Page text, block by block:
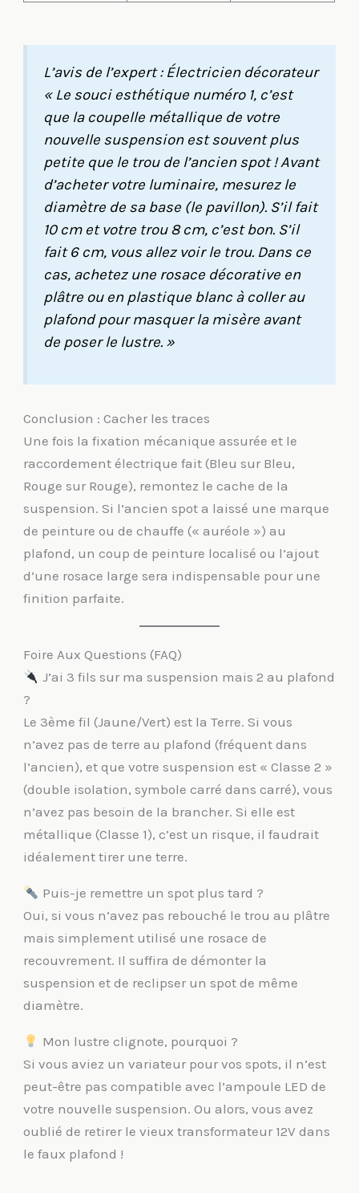
L’avis de l’expert : Électricien décorateur
« Le souci esthétique numéro 1, c’est
que la coupelle métallique de votre
nouvelle suspension est souvent plus
petite que le trou de l’ancien spot ! Avant
d’acheter votre luminaire, mesurez le
diamètre de sa base (le pavillon). S’il fait
10 cm et votre trou 8 cm, c’est bon. S’il
fait 6 cm, vous allez voir le trou. Dans ce
cas, achetez une rosace décorative en
plâtre ou en plastique blanc à coller au
plafond pour masquer la misère avant
de poser le lustre. »
Conclusion : Cacher les traces
Une fois la fixation mécanique assurée et le
raccordement électrique fait (Bleu sur Bleu,
Rouge sur Rouge), remontez le cache de la
suspension. Si l’ancien spot a laissé une marque
de peinture ou de chauffe (« auréole ») au
plafond, un coup de peinture localisé ou l’ajout
d’une rosace large sera indispensable pour une
finition parfaite.
Foire Aux Questions (FAQ)
J’ai 3 fils sur ma suspension mais 2 au plafond
?
Le 3ème fil (Jaune/Vert) est la Terre. Si vous
n’avez pas de terre au plafond (fréquent dans
l’ancien), et que votre suspension est « Classe 2 »
(double isolation, symbole carré dans carré), vous
n’avez pas besoin de la brancher. Si elle est
métallique (Classe 1), c’est un risque, il faudrait
idéalement tirer une terre.
Puis-je remettre un spot plus tard ?
Oui, si vous n’avez pas rebouché le trou au plâtre
mais simplement utilisé une rosace de
recouvrement. Il suffira de démonter la
suspension et de reclipser un spot de même
diamètre.
Mon lustre clignote, pourquoi ?
Si vous aviez un variateur pour vos spots, il n’est
peut-être pas compatible avec l’ampoule LED de
votre nouvelle suspension. Ou alors, vous avez
oublié de retirer le vieux transformateur 12V dans
le faux plafond !